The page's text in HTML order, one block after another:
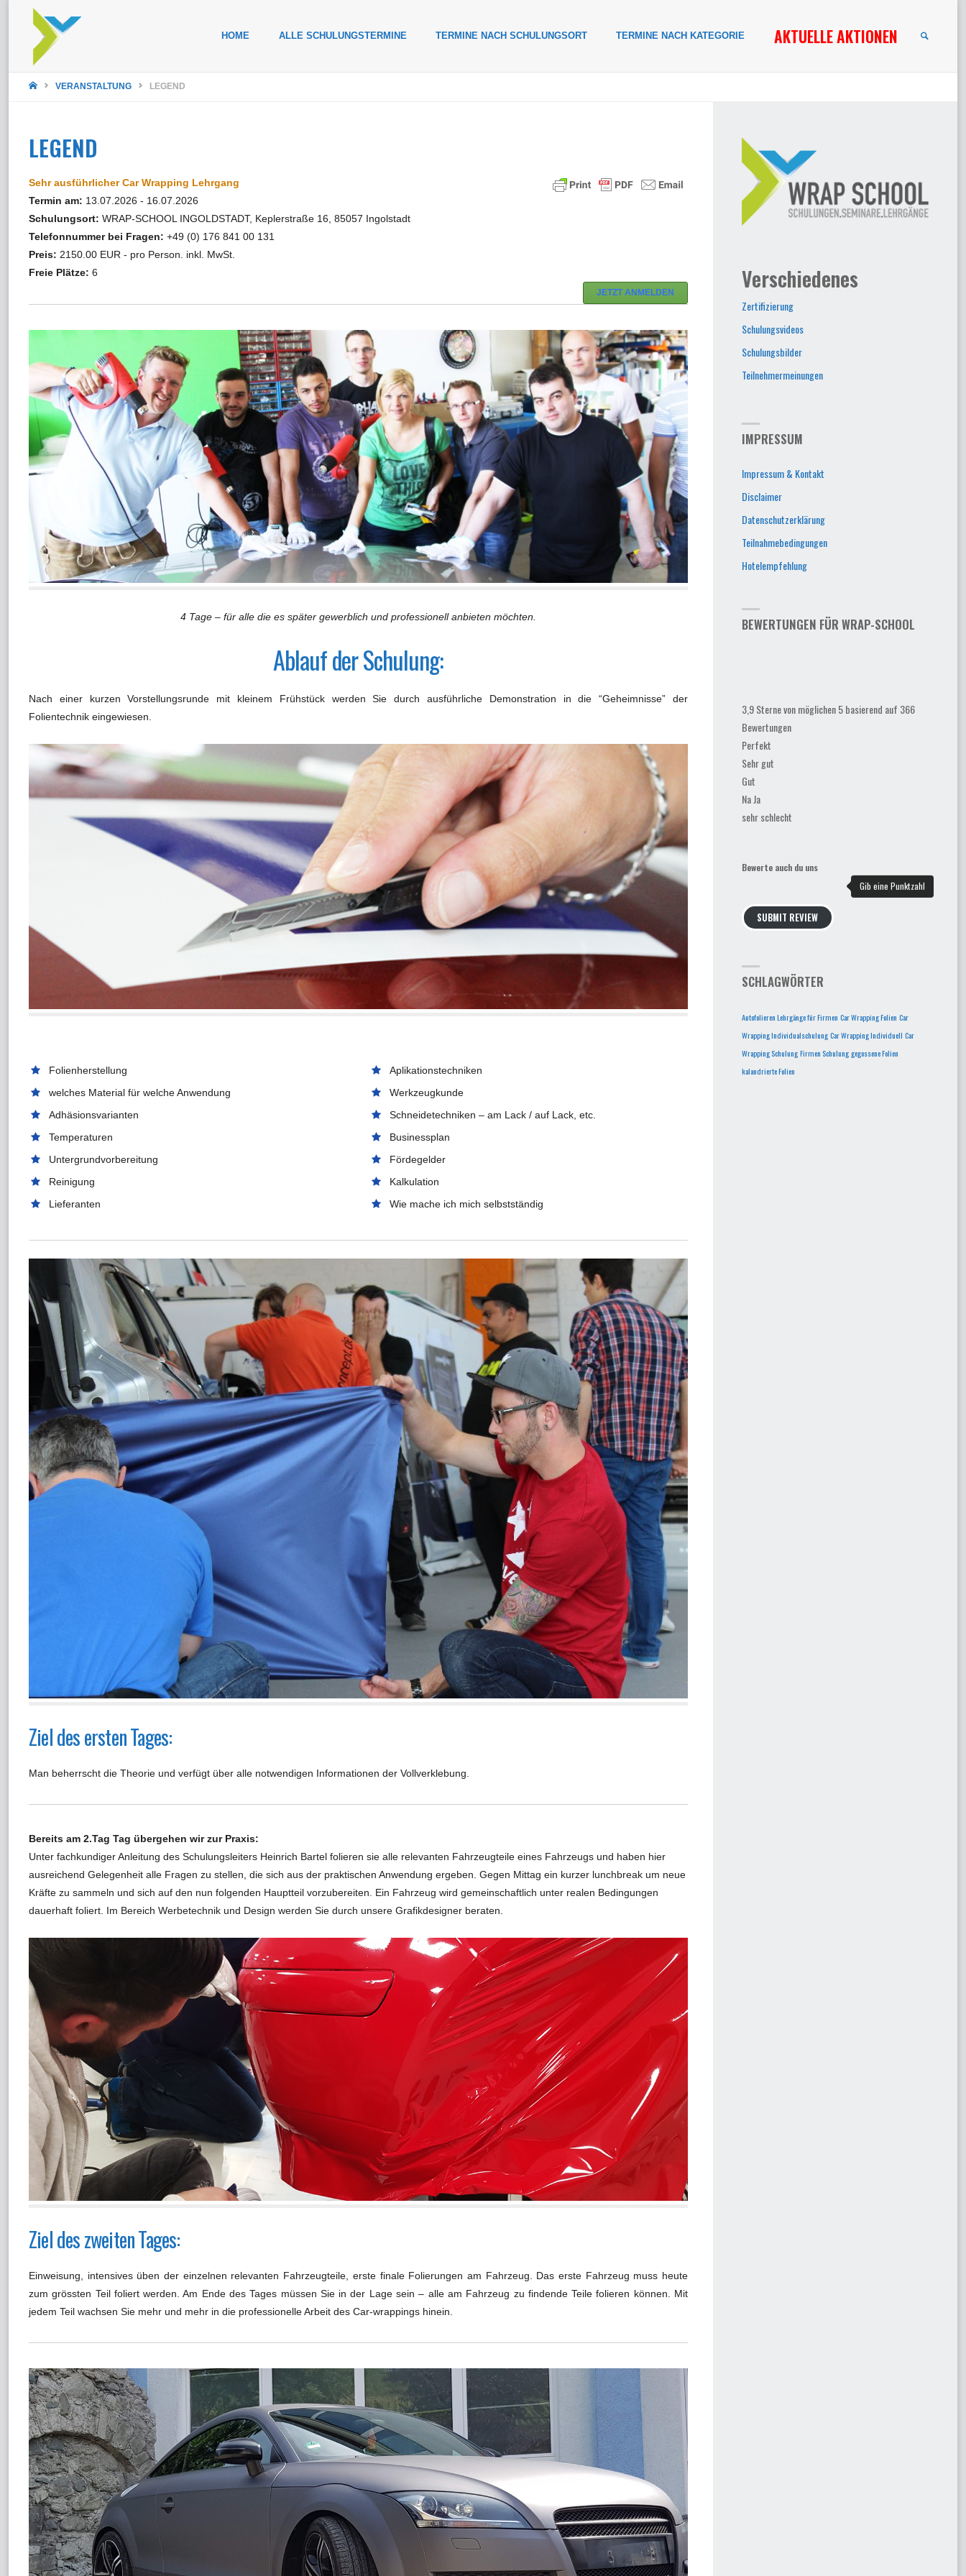
HOME ALLE SCHULUNGSTERMINE TERMINE NACH SCHULUNGSORT TERMINE NACH KATEGORIE AKTUELLE AKTIONEN
STARTSEITE
VERANSTALTUNG LEGEND
LEGEND
Sehr ausführlicher Car Wrapping Lehrgang
Termin am: 13.07.2026 - 16.07.2026
Schulungsort: WRAP-SCHOOL INGOLDSTADT, Keplerstraße 16, 85057 Ingolstadt
Telefonnummer bei Fragen: +49 (0) 176 841 00 131
Preis: 2150.00 EUR - pro Person. inkl. MwSt.
Freie Plätze: 6
JETZT ANMELDEN
4 Tage – für alle die es später gewerblich und professionell anbieten möchten.
Ablauf der Schulung:
Nach einer kurzen Vorstellungsrunde mit kleinem Frühstück werden Sie durch ausführliche Demonstration in die “Geheimnisse” der
Folientechnik eingewiesen.
Folienherstellung
welches Material für welche Anwendung
Adhäsionsvarianten
Temperaturen
Untergrundvorbereitung
Reinigung
Lieferanten
Aplikationstechniken
Werkzeugkunde
Schneidetechniken – am Lack / auf Lack, etc.
Businessplan
Fördegelder
Kalkulation
Wie mache ich mich selbstständig
Ziel des ersten Tages:
Man beherrscht die Theorie und verfügt über alle notwendigen Informationen der Vollverklebung.
Bereits am 2.Tag Tag übergehen wir zur Praxis:
Unter fachkundiger Anleitung des Schulungsleiters Heinrich Bartel folieren sie alle relevanten Fahrzeugteile eines Fahrzeugs und haben hier
ausreichend Gelegenheit alle Fragen zu stellen, die sich aus der praktischen Anwendung ergeben. Gegen Mittag ein kurzer lunchbreak um neue
Kräfte zu sammeln und sich auf den nun folgenden Hauptteil vorzubereiten. Ein Fahrzeug wird gemeinschaftlich unter realen Bedingungen
dauerhaft foliert. Im Bereich Werbetechnik und Design werden Sie durch unsere Grafikdesigner beraten.
Ziel des zweiten Tages:
Einweisung, intensives üben der einzelnen relevanten Fahrzeugteile, erste finale Folierungen am Fahrzeug. Das erste Fahrzeug muss heute
zum grössten Teil foliert werden. Am Ende des Tages müssen Sie in der Lage sein – alle am Fahrzeug zu findende Teile folieren können. Mit
jedem Teil wachsen Sie mehr und mehr in die professionelle Arbeit des Car-wrappings hinein.
Verschiedenes
Zertifizierung
Schulungsvideos
Schulungsbilder
Teilnehmermeinungen
IMPRESSUM
Impressum & Kontakt
Disclaimer
Datenschutzerklärung
Teilnahmebedingungen
Hotelempfehlung
BEWERTUNGEN FÜR WRAP-SCHOOL
3,9 Sterne von möglichen 5 basierend auf 366
Bewertungen
Perfekt
Sehr gut
Gut
Na Ja
sehr schlecht
Bewerte auch du uns
SUBMIT REVIEW
SCHLAGWÖRTER
Autofolieren Lehrgänge für Firmen Car Wrapping Folien Car
Wrapping Individualschulung Car Wrapping Individuell Car
Wrapping Schulung Firmen Schulung gegossene Folien
kalandrierte Folien